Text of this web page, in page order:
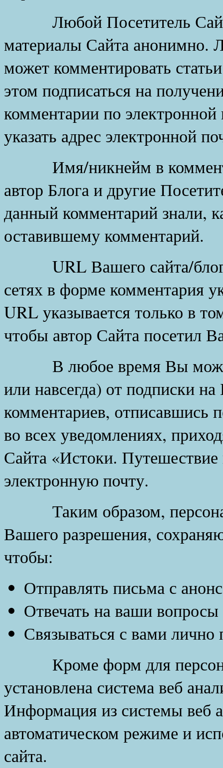
Любой Посетитель
материалы Сайта анонимно.
может комментировать
этом подписаться на
комментарии по
указать адрес электронной
Имя/никнейм в
автор Блога и другие
данный комментарий знали,
оставившему комментарий.
URL Вашего сайта/
сетях в форме комментария
URL указывается только в
чтобы автор Сайта посетил
В любое время Вы
или навсегда) от подписки
комментариев, отписавшись
во всех уведомлениях,
Сайта «Истоки.
электронную почту.
Таким образом,
Вашего разрешения,
чтобы:
Отправлять письма с
Отвечать на ваши
Связываться с вами лично
Кроме форм для
установлена система веб
Информация из системы веб
автоматическом режиме и
сайта.